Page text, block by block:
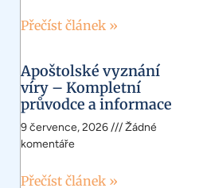
Přečíst článek »
Apoštolské vyznání
víry – Kompletní
průvodce a informace
9 července, 2026
Žádné
komentáře
Přečíst článek »